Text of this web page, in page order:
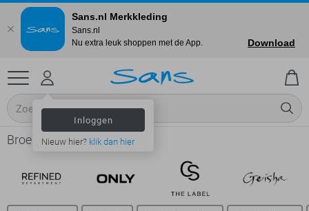
Inloggen
Nieuw hier? klik dan hier
Broeken online shop
Sans.nl Merkkleding
Sans.nl
Nu extra leuk shoppen met de App.
Download